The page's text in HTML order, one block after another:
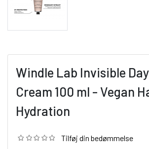
Windle Lab Invisible
Cream 100 ml - Vegan
Hydration
Tilføj din bedømmelse